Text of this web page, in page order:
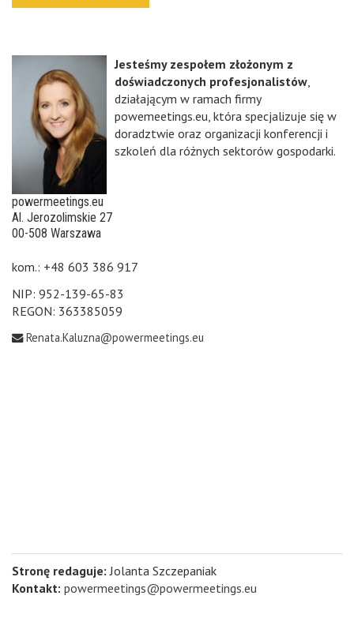
Jesteśmy zespołem złożonym z
doświadczonych profesjonalistów
działającym w ramach firmy
powemeetings.eu, która specjalizuje się w
doradztwie oraz organizacji konferencji i
szkoleń dla różnych sektorów gospodarki.
powermeetings.eu
Al. Jerozolimskie 27
00-508 Warszawa
kom.: +48 603 386 917
NIP: 952-139-65-83
REGON: 363385059
Renata.Kaluzna@powermeetings.eu
Stronę redaguje: Jolanta Szczepaniak
Kontakt: powermeetings@powermeetings.eu